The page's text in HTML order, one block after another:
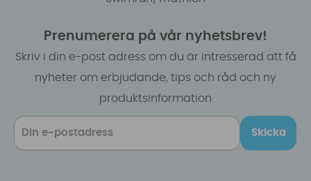
Prenumerera på vår nyhetsbrev!
Skriv i din e-post adress om du är intresserad att få
nyheter om erbjudande, tips och råd och ny
produktsinformation
Skicka